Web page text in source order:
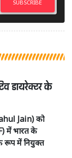
SUBSCRIBE
डायरेक्टर के
Jain) को
में भारत के
में नियुक्त